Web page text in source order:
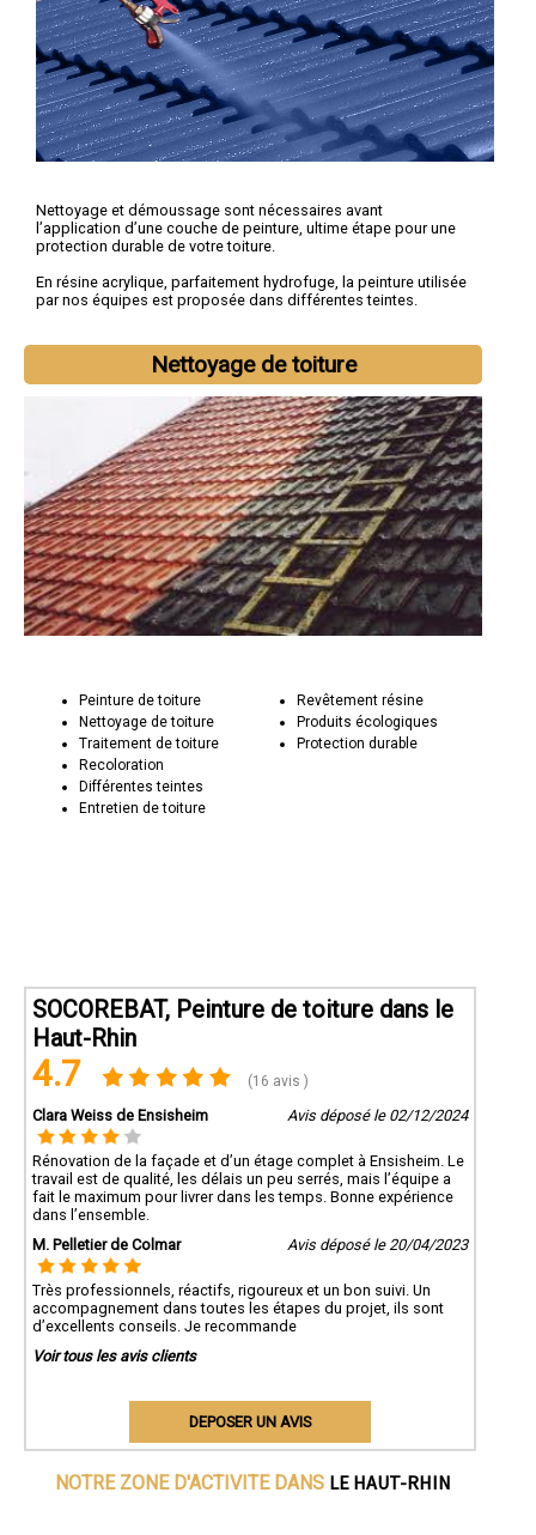
Nettoyage et démoussage sont nécessaires avant
l’application d’une couche de peinture, ultime étape pour une
protection durable de votre toiture.
En résine acrylique, parfaitement hydrofuge, la peinture utilisée
par nos équipes est proposée dans différentes teintes.
Nettoyage de toiture
Peinture de toiture
Nettoyage de toiture
Traitement de toiture
Recoloration
Différentes teintes
Entretien de toiture
Revêtement résine
Produits écologiques
Protection durable
SOCOREBAT, Peinture de toiture dans le
Haut-Rhin
4.7 (16 avis )
Clara Weiss de Ensisheim Avis déposé le 02/12/2024
Rénovation de la façade et d’un étage complet à Ensisheim. Le
travail est de qualité, les délais un peu serrés, mais l’équipe a
fait le maximum pour livrer dans les temps. Bonne expérience
dans l’ensemble.
M. Pelletier de Colmar
Avis déposé le 20/04/2023
Très professionnels, réactifs, rigoureux et un bon suivi. Un
accompagnement dans toutes les étapes du projet, ils sont
d’excellents conseils. Je recommande
Voir tous les avis clients
DEPOSER UN AVIS
NOTRE ZONE D'ACTIVITE DANS LE HAUT-RHIN